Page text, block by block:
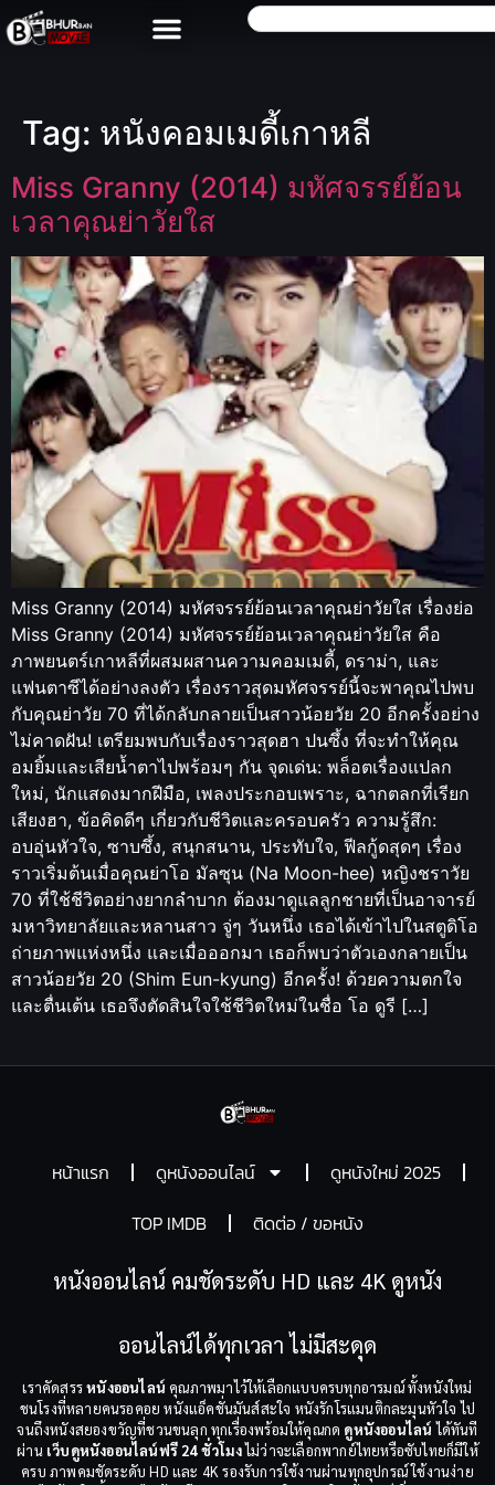
Tag: หนังคอมเมดี้เกาหลี
Miss Granny (2014) มหัศจรรย์ย้อน
เวลาคุณย่าวัยใส
Miss Granny (2014) มหัศจรรย์ย้อนเวลาคุณย่าวัยใส เรื่องย่อ
Miss Granny (2014) มหัศจรรย์ย้อนเวลาคุณย่าวัยใส คือ
ภาพยนตร์เกาหลีที่ผสมผสานความคอมเมดี้, ดราม่า, และ
แฟนตาซีได้อย่างลงตัว เรื่องราวสุดมหัศจรรย์นี้จะพาคุณไปพบ
กับคุณย่าวัย 70 ที่ได้กลับกลายเป็นสาวน้อยวัย 20 อีกครั้งอย่าง
ไม่คาดฝัน! เตรียมพบกับเรื่องราวสุดฮา ปนซึ้ง ที่จะทำให้คุณ
อมยิ้มและเสียน้ำตาไปพร้อมๆ กัน จุดเด่น: พล็อตเรื่องแปลก
ใหม่, นักแสดงมากฝีมือ, เพลงประกอบเพราะ, ฉากตลกที่เรียก
เสียงฮา, ข้อคิดดีๆ เกี่ยวกับชีวิตและครอบครัว ความรู้สึก:
อบอุ่นหัวใจ, ซาบซึ้ง, สนุกสนาน, ประทับใจ, ฟีลกู้ดสุดๆ เรื่อง
ราวเริ่มต้นเมื่อคุณย่าโอ มัลซุน (Na Moon-hee) หญิงชราวัย
70 ที่ใช้ชีวิตอย่างยากลำบาก ต้องมาดูแลลูกชายที่เป็นอาจารย์
มหาวิทยาลัยและหลานสาว จู่ๆ วันหนึ่ง เธอได้เข้าไปในสตูดิโอ
ถ่ายภาพแห่งหนึ่ง และเมื่อออกมา เธอก็พบว่าตัวเองกลายเป็น
สาวน้อยวัย 20 (Shim Eun-kyung) อีกครั้ง! ด้วยความตกใจ
และตื่นเต้น เธอจึงตัดสินใจใช้ชีวิตใหม่ในชื่อ โอ ดูรี […]
หน้าแรก ดูหนังออนไลน์
ดูหนังใหม่ 2025
TOP IMDB
ติดต่อ / ขอหนัง
หนังออนไลน์ คมชัดระดับ HD และ 4K ดูหนัง
ออนไลน์ได้ทุกเวลา ไม่มีสะดุด
เราคัดสรรหนังออนไลน์ คุณภาพมาไว้ให้เลือกแบบครบทุกอารมณ์ ทั้งหนังใหม่
ชนโรงที่หลายคนรอคอย หนังแอ็คชั่นมันส์สะใจ หนังรักโรแมนติกละมุนหัวใจ ไป
จนถึงหนังสยองขวัญที่ชวนขนลุก ทุกเรื่องพร้อมให้คุณกด ดูหนังออนไลน์ ได้ทันที
ผ่าน เว็บดูหนังออนไลน์ฟรี 24 ชั่วโมงไม่ว่าจะเลือกพากย์ไทยหรือซับไทยก็มีให้
ครบ ภาพคมชัดระดับ HD และ 4K รองรับการใช้งานผ่านทุกอุปกรณ์ ใช้งานง่าย